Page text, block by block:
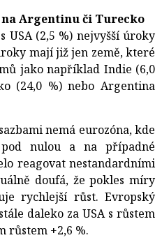
Argentinu či Turecko
USA (2,5 %) nejvyšší úroky
mají již jen země, které
jako například Indie (6,0
(24,0 %) nebo Argentina
nemá eurozóna, kde
nulou a na případné
reagovat nestandardními
doufá, že pokles míry
rychlejší růst. Evropský
daleko za USA s růstem
růstem +2,6 %.